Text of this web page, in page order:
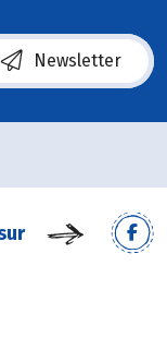
Newsletter